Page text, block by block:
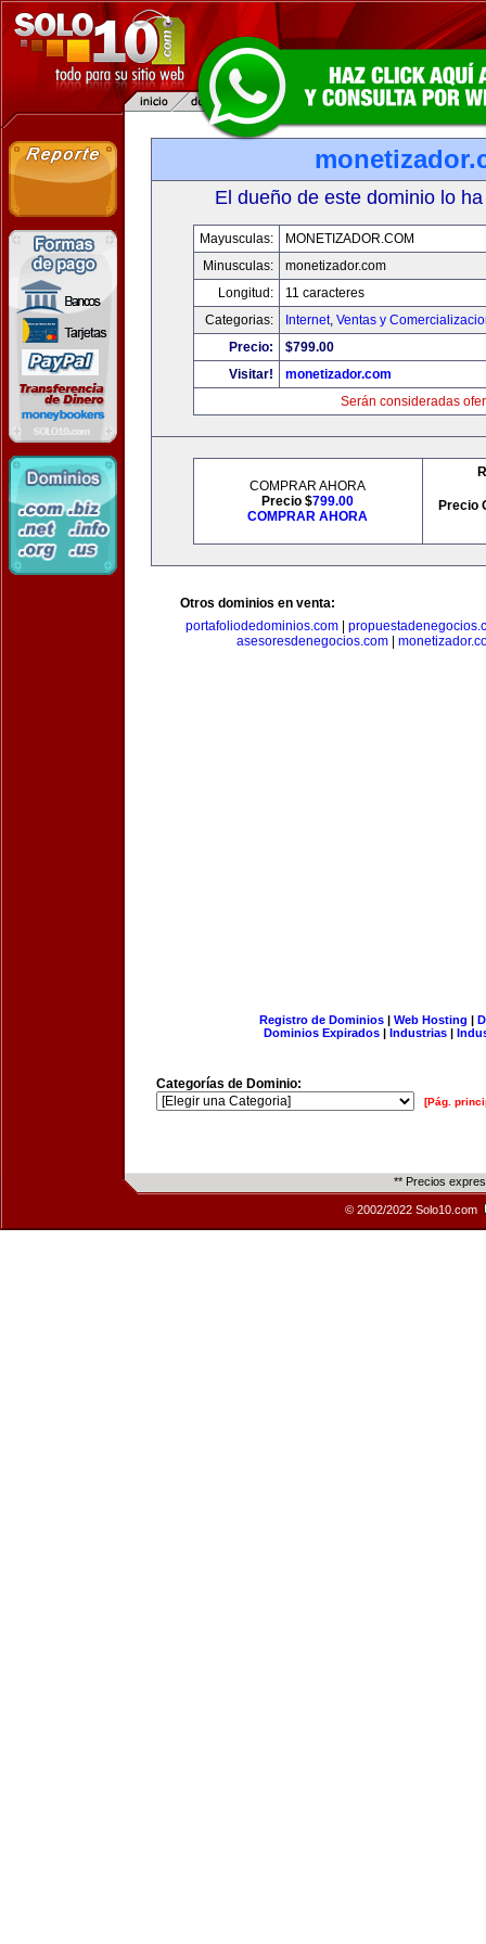
El dueño de este dominio lo
Mayusculas:
MONETIZADOR.COM
Minusculas:
monetizador.com
Longitud:
11 caracteres
Categorias:
Internet, Ventas y
Precio:
$799.00
Visitar!
monetizador.com
Serán consideradas
COMPRAR AHORA
Precio $799.00
COMPRAR AHORA
Precio
Otros dominios en venta:
portafoliodedominios.com|
asesoresdenegocios.com
Registro de Dominios| Web Hosting |
Dominios Expirados | Industrias |
Categorías de Dominio:
[Pág.
** Precios
© 2002/2022 Solo10.com